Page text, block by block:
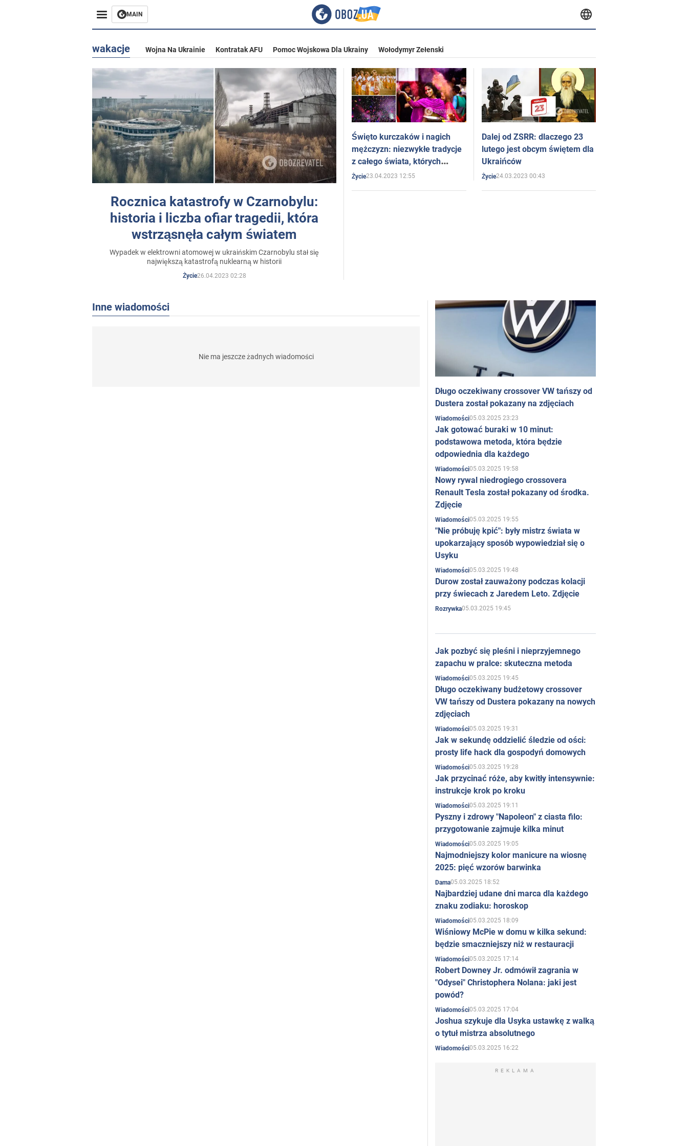
MAIN
wakacje Wojna Na Ukrainie Kontratak AFU Pomoc Wojskowa Dla Ukrainy Wołodymyr Zełenski
Rocznica katastrofy w Czarnobylu:
historia i liczba ofiar tragedii, która
wstrząsnęła całym światem
Wypadek w elektrowni atomowej w ukraińskim Czarnobylu stał się
największą katastrofą nuklearną w historii
Życie26.04.2023 02:28
Święto kurczaków i nagich
mężczyzn: niezwykłe tradycje
z całego świata, których
obcokrajowcy nie rozumieją
Życie23.04.2023 12:55
Dalej od ZSRR: dlaczego 23
lutego jest obcym świętem dla
Ukraińców
Życie24.03.2023 00:43
Inne wiadomości
Nie ma jeszcze żadnych wiadomości
Długo oczekiwany crossover VW tańszy od
Dustera został pokazany na zdjęciach
Wiadomości05.03.2025 23:23
Jak gotować buraki w 10 minut:
podstawowa metoda, która będzie
odpowiednia dla każdego
Wiadomości05.03.2025 19:58
Nowy rywal niedrogiego crossovera
Renault Tesla został pokazany od środka.
Zdjęcie
Wiadomości05.03.2025 19:55
"Nie próbuję kpić": były mistrz świata w
upokarzający sposób wypowiedział się o
Usyku
Wiadomości05.03.2025 19:48
Durow został zauważony podczas kolacji
przy świecach z Jaredem Leto. Zdjęcie
Rozrywka05.03.2025 19:45
Jak pozbyć się pleśni i nieprzyjemnego
zapachu w pralce: skuteczna metoda
Wiadomości05.03.2025 19:45
Długo oczekiwany budżetowy crossover
VW tańszy od Dustera pokazany na nowych
zdjęciach
Wiadomości05.03.2025 19:31
Jak w sekundę oddzielić śledzie od ości:
prosty life hack dla gospodyń domowych
Wiadomości05.03.2025 19:28
Jak przycinać róże, aby kwitły intensywnie:
instrukcje krok po kroku
Wiadomości05.03.2025 19:11
Pyszny i zdrowy "Napoleon" z ciasta filo:
przygotowanie zajmuje kilka minut
Wiadomości05.03.2025 19:05
Najmodniejszy kolor manicure na wiosnę
2025: pięć wzorów barwinka
Dama05.03.2025 18:52
Najbardziej udane dni marca dla każdego
znaku zodiaku: horoskop
Wiadomości05.03.2025 18:09
Wiśniowy McPie w domu w kilka sekund:
będzie smaczniejszy niż w restauracji
Wiadomości05.03.2025 17:14
Robert Downey Jr. odmówił zagrania w
"Odysei" Christophera Nolana: jaki jest
powód?
Wiadomości05.03.2025 17:04
Joshua szykuje dla Usyka ustawkę z walką
o tytuł mistrza absolutnego
Wiadomości05.03.2025 16:22
REKLAMA